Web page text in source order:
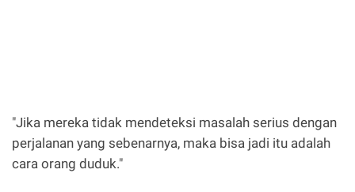
"Jika mereka tidak mendeteksi masalah serius dengan
perjalanan yang sebenarnya, maka bisa jadi itu adalah
cara orang duduk."